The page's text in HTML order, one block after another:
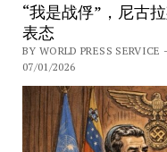
“我是战俘”，尼古
表态
BY WORLD PRESS
07/01/2026